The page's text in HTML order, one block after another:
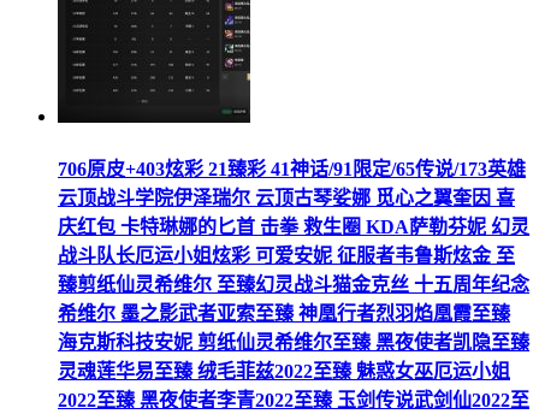
706原皮+403炫彩 21臻彩 41神话/91限定/65传说/173英雄
云顶战斗学院伊泽瑞尔 云顶古琴娑娜 觅心之翼奎因 喜
庆红包 卡特琳娜的匕首 击拳 救生圈 KDA萨勒芬妮 幻灵
战斗队长厄运小姐炫彩 可爱安妮 征服者韦鲁斯炫金 至
臻剪纸仙灵希维尔 至臻幻灵战斗猫金克丝 十五周年纪念
希维尔 墨之影武者亚索至臻 神凰行者烈羽焰凰霞至臻
海克斯科技安妮 剪纸仙灵希维尔至臻 黑夜使者凯隐至臻
灵魂莲华易至臻 绒毛菲兹2022至臻 魅惑女巫厄运小姐
2022至臻 黑夜使者李青2022至臻 玉剑传说武剑仙2022至